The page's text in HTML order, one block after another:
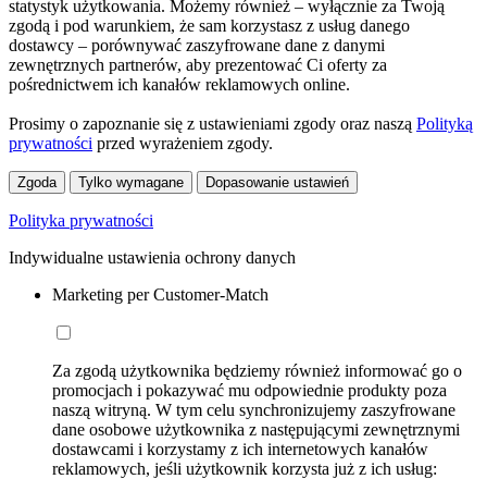
statystyk użytkowania. Możemy również – wyłącznie za Twoją
zgodą i pod warunkiem, że sam korzystasz z usług danego
dostawcy – porównywać zaszyfrowane dane z danymi
zewnętrznych partnerów, aby prezentować Ci oferty za
pośrednictwem ich kanałów reklamowych online.
Prosimy o zapoznanie się z ustawieniami zgody oraz naszą Polityką
prywatności przed wyrażeniem zgody.
Zgoda Tylko wymagane Dopasowanie ustawień
Polityka prywatności
Indywidualne ustawienia ochrony danych
Marketing per Customer-Match
Za zgodą użytkownika będziemy również informować go o
promocjach i pokazywać mu odpowiednie produkty poza
naszą witryną. W tym celu synchronizujemy zaszyfrowane
dane osobowe użytkownika z następującymi zewnętrznymi
dostawcami i korzystamy z ich internetowych kanałów
reklamowych, jeśli użytkownik korzysta już z ich usług: